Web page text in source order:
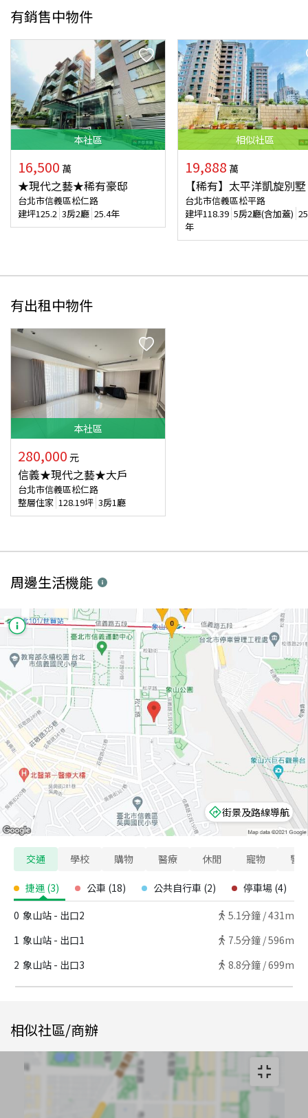
有銷售中物件
本社區
16,500 萬
★現代之藝★稀有豪邸
台北市信義區松仁路
建坪125.2 3房2廳 25.4年
相似社區
19,888 萬
【稀有】太平洋凱旋別墅
台北市信義區松平路
建坪118.39 5房2廳(含加蓋)
年
有出租中物件
本社區
280,000 元
信義★現代之藝★大戶
台北市信義區松仁路
整層住家 128.19坪 3房1廳
周邊生活機能
街景及路線導航
交通 學校 購物 醫療 休閒 寵物 警
捷運 (3) 公車 (18) 公共自行車 (2) 停車場 (4)
0 象山站 - 出口2 5.1分鐘 /431m
1 象山站 - 出口1 7.5分鐘 /596m
2 象山站 - 出口3 8.8分鐘 /699m
相似社區/商辦